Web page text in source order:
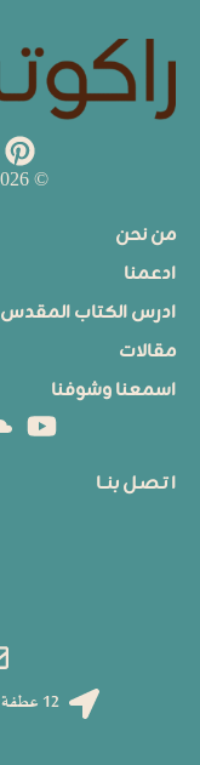
ا تـصـل بنــا
12 عطفة المعصراني، شارع الشهيد يسري راغب - أسيوط
من نحن
ادعمنا
ادرس الكتاب المقدس
مقالات
اسمعنا وشوفنا
© 2026 Rakoty CYCS - Assiut